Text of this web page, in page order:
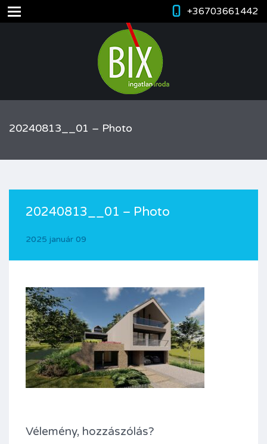
+36703661442
20240813__01 – Photo
20240813__01 – Photo
2025 január 09
Vélemény, hozzászólás?